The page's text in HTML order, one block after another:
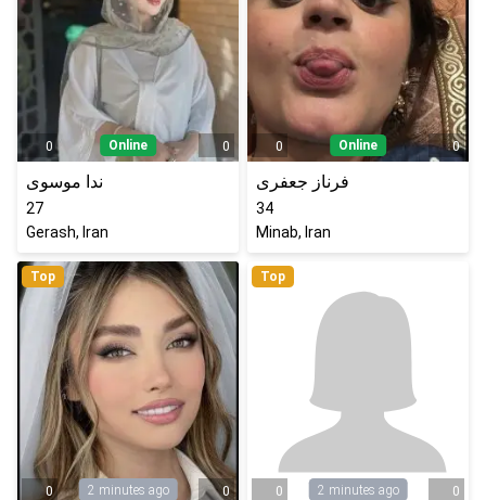
0 Online 0
ندا موسوی
27
Gerash, Iran
0 Online 0
فرناز جعفری
34
Minab, Iran
Top
0 2 minutes ago 0
Top
0 2 minutes ago 0